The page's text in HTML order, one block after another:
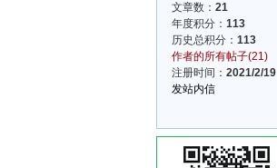
文章数： 21
年度积分： 113
历史总积分： 113
作者的所有帖子(21)
注册时间： 2021/2/19
发站内信